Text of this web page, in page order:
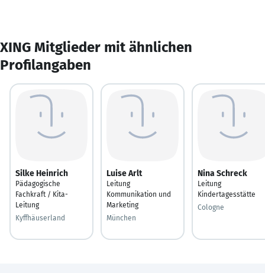
XING Mitglieder mit ähnlichen
Profilangaben
Silke Heinrich
Pädagogische
Fachkraft / Kita-
Leitung
Kyffhäuserland
Luise Arlt
Leitung
Kommunikation und
Marketing
München
Nina Schreck
Leitung
Kindertagesstätte
Cologne